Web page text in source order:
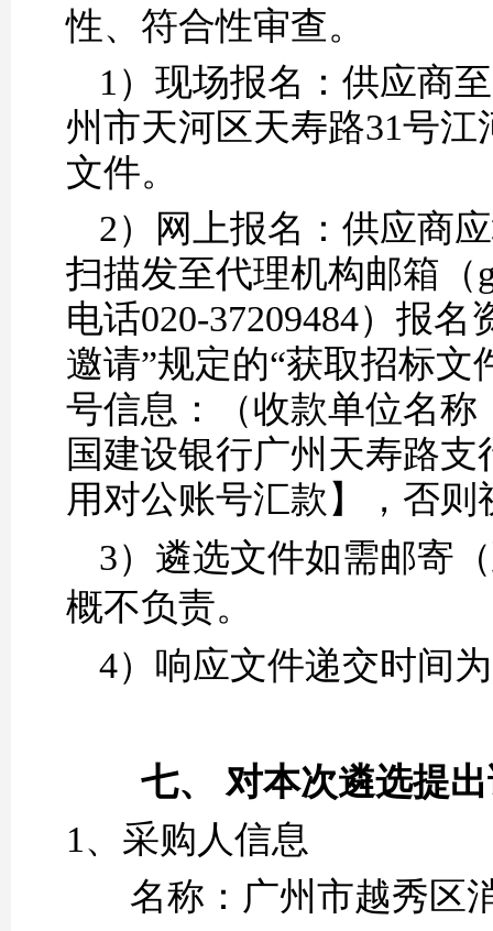
性、符合性审查。
1）现场报名：供应商
州市天河区天寿路31号
文件。
2）网上报名：供应商
扫描发至代理机构邮箱（
电话020-37209484）报
邀请”规定的“获取招标
号信息：（收款单位名
国建设银行广州天寿路支
用对公账号汇款】，否
3） 遴选文件如需邮寄
概不负责。
4） 响应文件递交时间为
七、 对本次遴选提
1、采购人信息
名称：广州市越秀区